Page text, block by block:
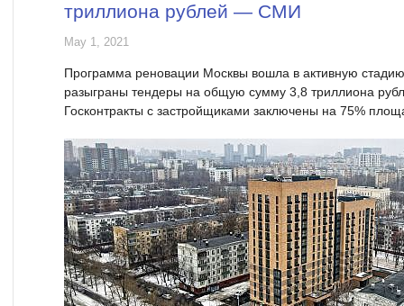
триллиона рублей — СМИ
May 1, 2021
Программа реновации Москвы вошла в активную
разыграны тендеры на общую сумму 3,8 триллиона
Госконтракты с застройщиками заключены на 75%